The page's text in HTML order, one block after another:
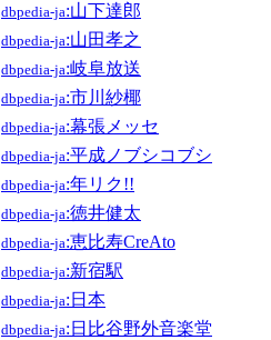
dbpedia-ja:山下達郎
dbpedia-ja:山田孝之
dbpedia-ja:岐阜放送
dbpedia-ja:市川紗椰
dbpedia-ja:幕張メッセ
dbpedia-ja:平成ノブシコブシ
dbpedia-ja:年リク!!
dbpedia-ja:徳井健太
dbpedia-ja:恵比寿CreAto
dbpedia-ja:新宿駅
dbpedia-ja:日本
dbpedia-ja:日比谷野外音楽堂